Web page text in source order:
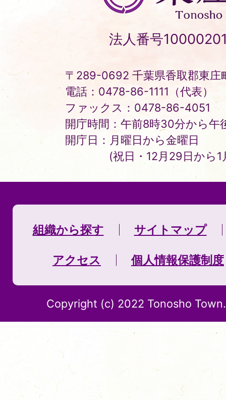
町
Tonosho
Town
法人番号
〒289-0692 千葉県香取郡東庄
電話：0478-86-1111（代表）
ファックス：0478-86-4051
開庁時間：午前8時30分から午
開庁日：月曜日から金曜日
(祝日・12月29日から
組織から探す サイトマップ
アクセス 個人情報保護制度
Copyright (c) 2022 Tonosho